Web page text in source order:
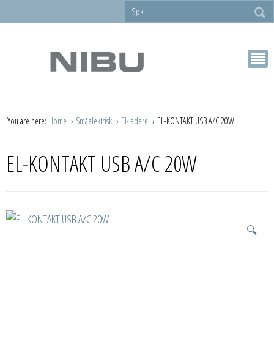
You are here: Home Småelektrisk El-ladere EL-KONTAKT USB A/C 20W
EL-KONTAKT USB A/C 20W
🔍